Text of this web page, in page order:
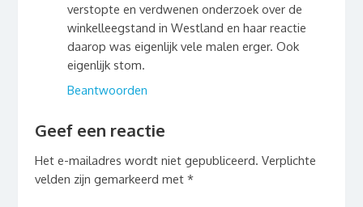
verstopte en verdwenen onderzoek over de
winkelleegstand in Westland en haar reactie
daarop was eigenlijk vele malen erger. Ook
eigenlijk stom.
Beantwoorden
Geef een reactie
Het e-mailadres wordt niet gepubliceerd. Verplichte
velden zijn gemarkeerd met *